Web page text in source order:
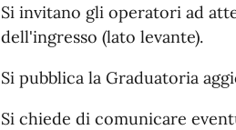
Si invitano gli operatori ad
dell'ingresso (lato levante).
Si pubblica la Graduatoria
Si chiede di comunicare